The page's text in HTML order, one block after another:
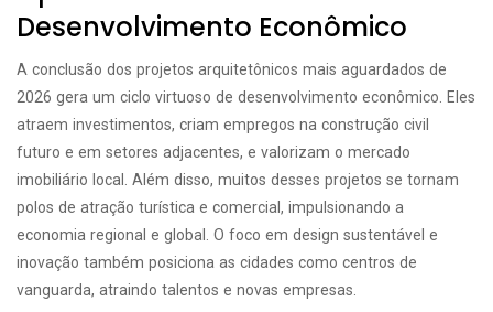
Desenvolvimento Econômico
A conclusão dos projetos arquitetônicos mais aguardados de
2026 gera um ciclo virtuoso de desenvolvimento econômico. Eles
atraem investimentos, criam empregos na construção civil
futuro e em setores adjacentes, e valorizam o mercado
imobiliário local. Além disso, muitos desses projetos se tornam
polos de atração turística e comercial, impulsionando a
economia regional e global. O foco em design sustentável e
inovação também posiciona as cidades como centros de
vanguarda, atraindo talentos e novas empresas.